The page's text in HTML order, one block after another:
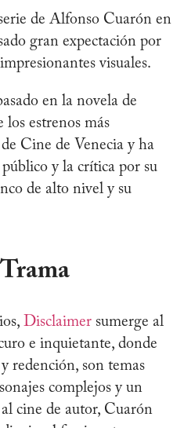
de Alfonso Cuarón en
gran expectación por
visuales.
en la novela de
estrenos más
Cine de Venecia y ha
y la crítica por su
de alto nivel y su
Disclaimer sumerge al
e inquietante, donde
redención, son temas
complejos y un
cine de autor, Cuarón